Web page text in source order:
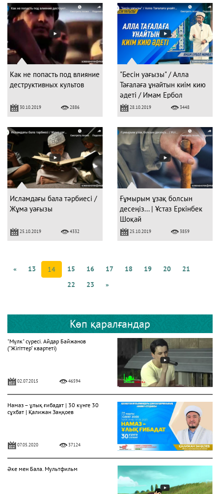
Как не попасть под влияние
деструктивных культов
30.10.2019 2886
"Бесін уағызы" / Алла
Тағалаға ұнайтын киім кию
әдеті / Имам Ербол
МӘМБЕТОВ
28.10.2019 3448
Исламдағы бала тәрбиесі /
Жұма уағызы
25.10.2019 4332
Ғұмырым ұзақ болсын
десеңіз... | Ұстаз Еркінбек
Шоқай
25.10.2019 3859
« 13 14 15 16 17 18 19 20
21
22
23 »
Көп қаралғандар
"Мүлк" сүресі. Айдар Байжанов
("Жігіттер" квартеті)
02.07.2015 46594
Намаз – ұлық ғибадат | 30 күнге 30
сұхбат | Қалижан Заңқоев
07.05.2020 37124
Әке мен Бала. Мультфильм